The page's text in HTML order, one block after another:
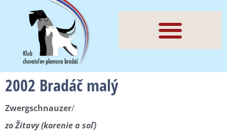
2002 Bradáč malý
Zwergschnauzer/
zo Žitavy (korenie a soľ)